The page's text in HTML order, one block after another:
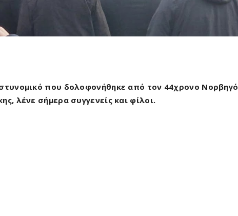
που δολοφονήθηκε από τον 44χρονο Νορβηγό
λένε σήμερα συγγενείς και φίλοι.